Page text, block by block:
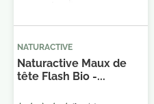
NATURACTIVE
Naturactive Maux de
tête Flash Bio -...